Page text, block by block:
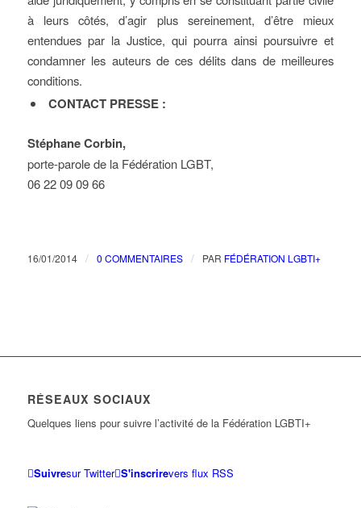
à leurs côtés, d’agir plus sereinement, d’être mieux
entendues par la Justice, qui pourra ainsi poursuivre et
condamner les auteurs de ces délits dans de meilleures
conditions.
CONTACT PRESSE :
Stéphane Corbin,
porte-parole de la Fédération LGBT,
06 22 09 09 66
16/01/2014 / 0 COMMENTAIRES / PAR FÉDÉRATION LGBTI+
RÉSEAUX SOCIAUX
Quelques liens pour suivre l’activité de la Fédération LGBTI+
Suivresur Twitter S'inscrirevers flux RSS